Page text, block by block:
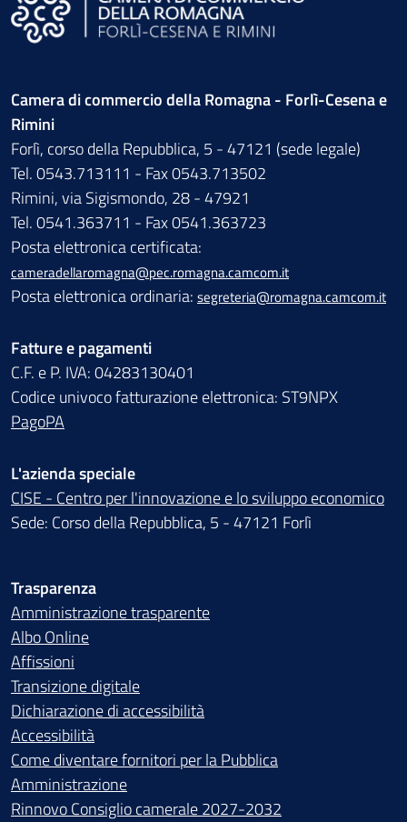
Camera di commercio della Romagna - Forlì-Cesena e
Rimini
Forlì, corso della Repubblica, 5 - 47121 (sede legale)
Tel. 0543.713111 - Fax 0543.713502
Rimini, via Sigismondo, 28 - 47921
Tel. 0541.363711 - Fax 0541.363723
Posta elettronica certificata:
cameradellaromagna@pec.romagna.camcom.it
Posta elettronica ordinaria: segreteria@romagna.camcom.it
Fatture e pagamenti
C.F. e P. IVA: 04283130401
Codice univoco fatturazione elettronica: ST9NPX
PagoPA
L'azienda speciale
CISE - Centro per l'innovazione e lo sviluppo economico
Sede: Corso della Repubblica, 5 - 47121 Forlì
Trasparenza
Amministrazione trasparente
Albo Online
Affissioni
Transizione digitale
Dichiarazione di accessibilità
Accessibilità
Come diventare fornitori per la Pubblica
Amministrazione
Rinnovo Consiglio camerale 2027-2032